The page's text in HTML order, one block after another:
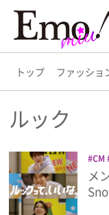
トップ ファッショ
トップ
ファッション
ビューティー
ルック
CM
キ
二家
メ